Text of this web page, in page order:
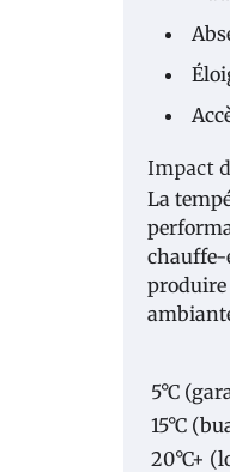
Impact
La
chauffe-
produire
5°C
15°C
20°C+